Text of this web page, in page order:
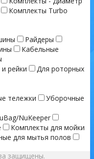
Комплекты Turbo
Райдеры
Кабельные
рейки
Для роторных
тележки
Уборочные
NuKeeper
Комплекты для мойки
для мытья полов
защищены.